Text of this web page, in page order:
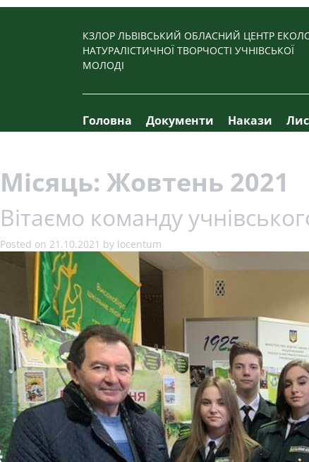
КЗЛОР ЛЬВІВСЬКИЙ ОБЛАСНИЙ ЦЕНТР
НАТУРАЛІСТИЧНОЇ ТВОРЧОСТІ УЧНІВСЬКОЇ
МОЛОДІ
Головна Документи Накази
Місяць: Жовтень 2021
Вітаємо команду
Posted on 21.10.2021 by locentum